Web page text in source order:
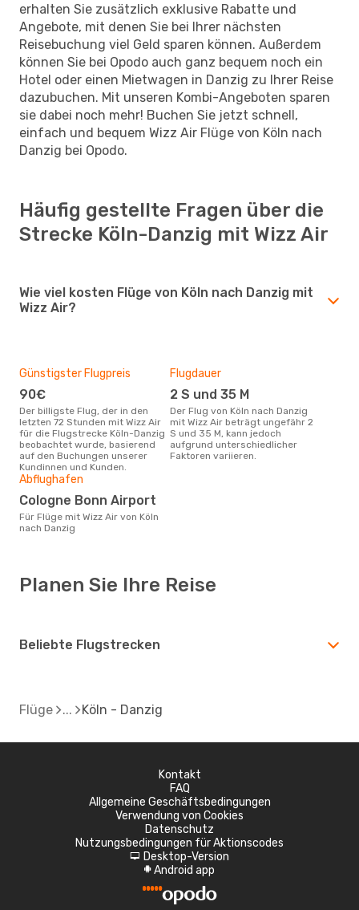
erhalten Sie zusätzlich exklusive Rabatte und
Angebote, mit denen Sie bei Ihrer nächsten
Reisebuchung viel Geld sparen können. Außerdem
können Sie bei Opodo auch ganz bequem noch ein
Hotel oder einen Mietwagen in Danzig zu Ihrer Reise
dazubuchen. Mit unseren Kombi-Angeboten sparen
sie dabei noch mehr! Buchen Sie jetzt schnell,
einfach und bequem Wizz Air Flüge von Köln nach
Danzig bei Opodo.
Häufig gestellte Fragen über die
Strecke Köln-Danzig mit Wizz Air
Wie viel kosten Flüge von Köln nach Danzig mit
Wizz Air?
Günstigster Flugpreis
90€
Der billigste Flug, der in den
letzten 72 Stunden mit Wizz Air
für die Flugstrecke Köln-Danzig
beobachtet wurde, basierend
auf den Buchungen unserer
Kundinnen und Kunden.
Flugdauer
2 S und 35 M
Der Flug von Köln nach Danzig
mit Wizz Air beträgt ungefähr 2
S und 35 M, kann jedoch
aufgrund unterschiedlicher
Faktoren variieren.
Abflughafen
Cologne Bonn Airport
Für Flüge mit Wizz Air von Köln
nach Danzig
Planen Sie Ihre Reise
Beliebte Flugstrecken
Flüge Köln - Danzig
Kontakt
FAQ
Allgemeine Geschäftsbedingungen
Verwendung von Cookies
Datenschutz
Nutzungsbedingungen für Aktionscodes
d Desktop-Version
A Android app